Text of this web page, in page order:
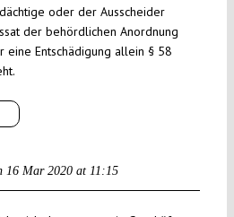
oder der Ausscheider
der behördlichen Anordnung
eine Entschädigung allein § 58
16 Mar 2020 at 11:15